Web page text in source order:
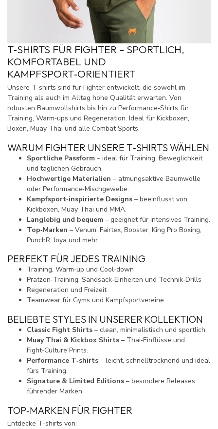
T‑SHIRTS FÜR FIGHTER – SPORTLICH,
KOMFORTABEL UND
KAMPFSPORT‑ORIENTIERT
Unsere T‑shirts sind für Fighter entwickelt, die sowohl im
Training als auch im Alltag hohe Qualität erwarten. Von
robusten Baumwollshirts bis hin zu Performance‑Shirts für
Training, Warm‑ups und Regeneration. Ideal für Kickboxen,
Boxen, Muay Thai und alle Combat Sports.
WARUM FIGHTER UNSERE T‑SHIRTS WÄHLEN
Sportliche Passform – ideal für Training, Beweglichkeit
und täglichen Gebrauch.
Hochwertige Materialien – atmungsaktive Baumwolle
oder Performance‑Mischgewebe.
Kampfsport‑inspirierte Designs – beeinflusst von
Kickboxen, Muay Thai und MMA.
Langlebig und bequem – geeignet für intensives Training.
Top‑Marken – Venum, Fairtex, Booster, King Pro Boxing,
PunchR, Joya und mehr.
PERFEKT FÜR JEDES TRAINING
Training, Warm‑up und Cool‑down
Pratzen‑Training, Sandsack‑Einheiten und Technik‑Drills
Regeneration und Freizeit
Teamwear für Gyms und Kampfsportvereine
BELIEBTE STYLES IN UNSERER KOLLEKTION
Classic Fight Shirts – clean, minimalistisch und sportlich.
Muay Thai & Kickbox Shirts – Thai‑Einflüsse und
Fight‑Culture Prints.
Performance T‑shirts – leicht, schnelltrocknend und ideal
fürs Training.
Signature & Limited Editions – besondere Releases
führender Marken.
TOP‑MARKEN FÜR FIGHTER
Entdecke T‑shirts von: